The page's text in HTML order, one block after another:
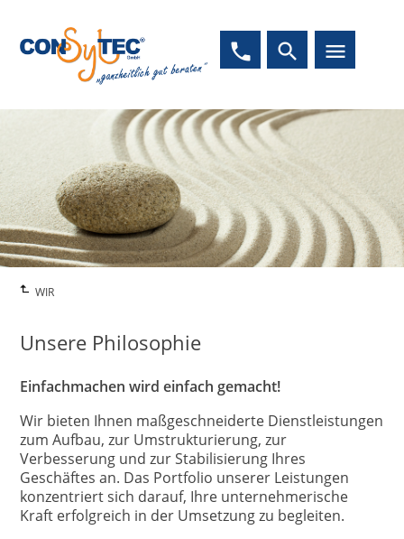
phone search menu
WIR
Unsere Philosophie
Einfachmachen wird einfach gemacht!
Wir bieten Ihnen maßgeschneiderte Dienstleistungen
zum Aufbau, zur Umstrukturierung, zur
Verbesserung und zur Stabilisierung Ihres
Geschäftes an. Das Portfolio unserer Leistungen
konzentriert sich darauf, Ihre unternehmerische
Kraft erfolgreich in der Umsetzung zu begleiten.